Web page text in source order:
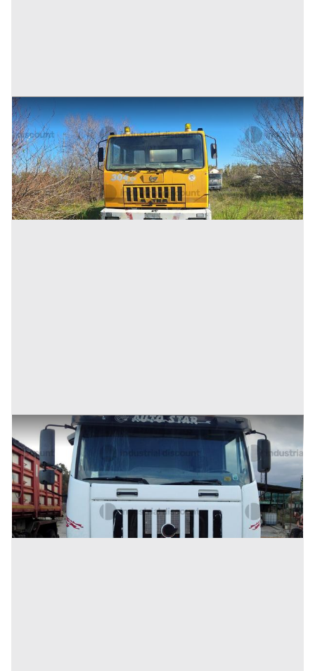
53#10183 Autoveicolo betoniera Astra
Inserito il: 10/07/2026
(Cosenza)
Prezzo
5.000 €
Codice annuncio:1004784237
52#10183 Autocarro Astra
Inserito il: 10/07/2026
(Cosenza)
Prezzo
18.500 €
Codice annuncio: 2138916206